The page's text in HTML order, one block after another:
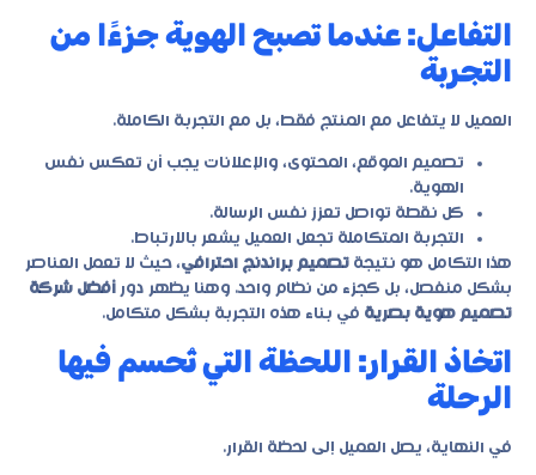
التفاعل: عندما تصبح الهوية جزءًا من
التجربة
العميل لا يتفاعل مع المنتج فقط، بل مع التجربة الكاملة.
تصميم الموقع، المحتوى، والإعلانات يجب أن تعكس نفس
الهوية.
كل نقطة تواصل تعزز نفس الرسالة.
التجربة المتكاملة تجعل العميل يشعر بالارتباط.
هذا التكامل هو نتيجة تصميم براندنج احترافي، حيث لا تعمل العناصر
بشكل منفصل، بل كجزء من نظام واحد. وهنا يظهر دور أفضل شركة
تصميم هوية بصرية في بناء هذه التجربة بشكل متكامل.
اتخاذ القرار: اللحظة التي تُحسم فيها
الرحلة
في النهاية، يصل العميل إلى لحظة القرار.